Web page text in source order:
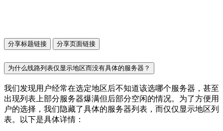
分享标题链接 分享页面链接
为什么线路列表仅显示地区而没有具体的服务器？
我们发现用户经常在选定地区后不知道该选哪个服务器，甚至
出现列表上部分服务器爆满但后部分空闲的情况。为了方便用
户的选择，我们隐藏了具体的服务器列表，而仅仅显示地区列
表。以下是具体详情：